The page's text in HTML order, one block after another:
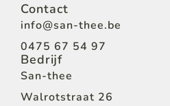
Contact
info@san-thee.be
0475 67 54 97
Bedrijf
San-thee
Walrotstraat 26